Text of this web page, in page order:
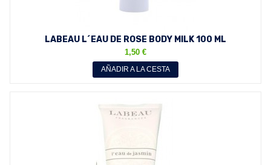
LABEAU L´EAU DE ROSE BODY MILK 100 ML
1,50 €
AÑADIR A LA CESTA